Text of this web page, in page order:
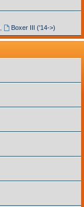
Boxer III ('14->)